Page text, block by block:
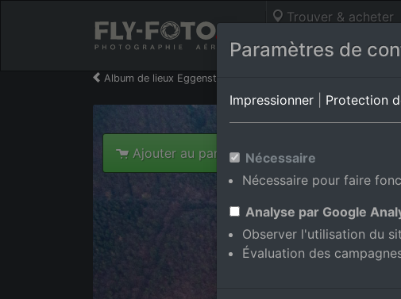
Trouver & acheter
Album de lieux Eggenstein-Leopoldshafen/Leopoldshafen
Ajouter au panier int.
Paramètres de
Impressionner Protection
Nécessaire
Nécessaire pour faire
Analyse par Google
Observer l'utilisation du
Évaluation des